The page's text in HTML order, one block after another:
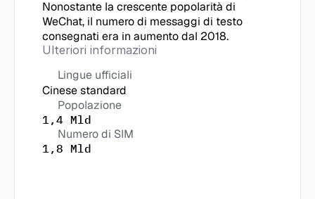
Nonostante la crescente popolarità di
WeChat, il numero di messaggi di testo
consegnati era in aumento dal 2018.
Ulteriori informazioni
Lingue ufficiali
Cinese standard
Popolazione
1,4 Mld
Numero di SIM
1,8 Mld